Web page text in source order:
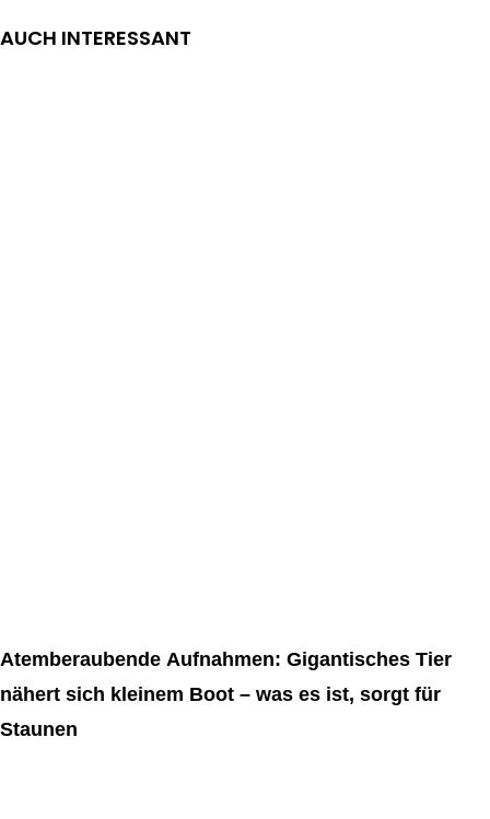
AUCH INTERESSANT
Atemberaubende Aufnahmen: Gigantisches Tier
nähert sich kleinem Boot – was es ist, sorgt für
Staunen